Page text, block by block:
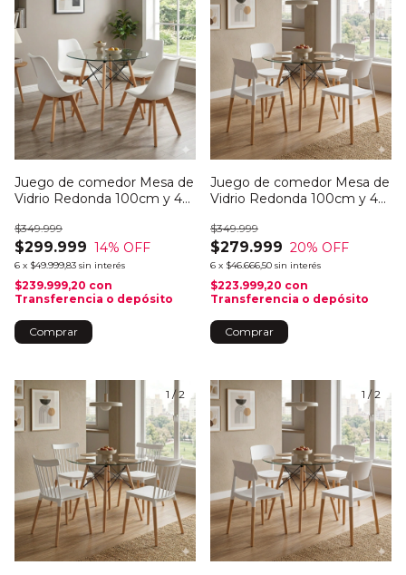
Juego de comedor Mesa de
Vidrio Redonda 100cm y 4
$299.999
$349.999
14% OFF
6 x $49.999,83 sin interés
$239.999,20 con
Transferencia o depósito
Comprar
Juego de comedor Mesa de
Vidrio Redonda 100cm y 4
$279.999
$349.999
20% OFF
6 x $46.666,50 sin interés
$223.999,20 con
Transferencia o depósito
Comprar
1 /2 1 / 2